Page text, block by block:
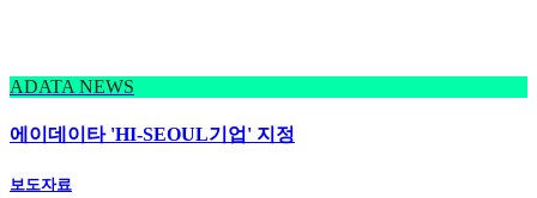
ADATA NEWS
에이데이타 'HI-SEOUL기업' 지정
보도자료